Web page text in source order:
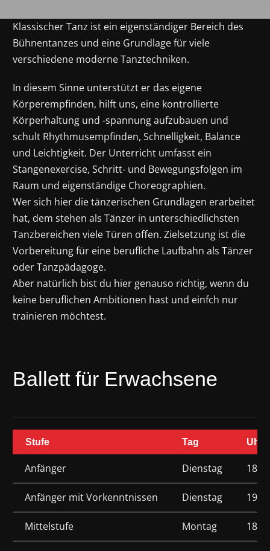
Klassischer Tanz ist ein eigenständiger Bereich des
Bühnentanzes und eine Grundlage für viele
verschiedene moderne Tanztechniken.
In diesem Sinne unterstützt er das eigene
Körperempfinden, hilft uns, eine kontrollierte
Körperhaltung und -spannung aufzubauen und
schult Rhythmusempfinden, Schnelligkeit, Balance
und Leichtigkeit. Der Unterricht umfasst ein
Stangenexercise, Schritt- und Bewegungsfolgen im
Raum und eigenständige Choreographien.
Wer sich hier die tänzerischen Grundlagen erarbeitet
hat, dem stehen als Tänzer in unterschiedlichsten
Tanzbereichen viele Türen offen. Zielsetzung ist die
Vorbereitung für eine berufliche Laufbahn als Tänzer
oder Tanzpädagoge.
Aber natürlich bist du hier genauso richtig, wenn du
keine beruflichen Ambitionen hast und einfch nur
trainieren möchtest.
Ballett für Erwachsene
Stufe Tag
Anfänger Dienstag
Anfänger mit Vorkenntnissen Dienstag
Mittelstufe Montag